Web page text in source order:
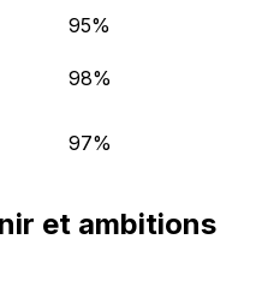
95%
98%
97%
et ambitions